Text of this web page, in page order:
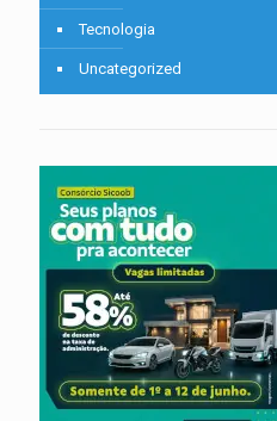
Tecnologia
Uncategorized